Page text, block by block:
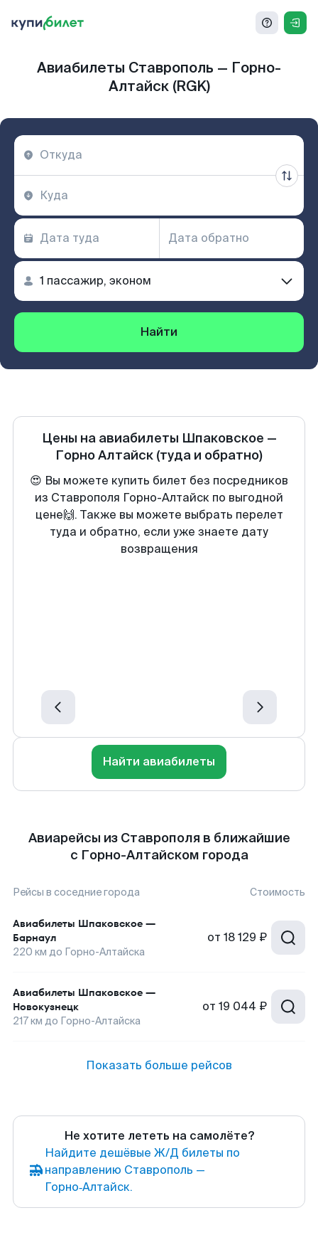
Авиабилеты Ставрополь — Горно-
Алтайск (RGK)
Найти
Цены на авиабилеты Шпаковское —
Горно Алтайск (туда и обратно)
😍 Вы можете купить билет без посредников
из Ставрополя Горно-Алтайск по выгодной
цене🙌. Также вы можете выбрать перелет
туда и обратно, если уже знаете дату
возвращения
Найти авиабилеты
Авиарейсы из Ставрополя в ближайшие
с Горно-Алтайском города
Рейсы в соседние города Стоимость
Авиабилеты Шпаковское —
Барнаул
220 км до Горно-Алтайска
от 18 129 ₽
Авиабилеты Шпаковское —
Новокузнецк
217км до Горно-Алтайска
от 19 044 ₽
Показать больше рейсов
Не хотите лететь на самолёте?
Найдите дешёвые Ж/Д билеты по
направлению Ставрополь —
Горно‑Алтайск.